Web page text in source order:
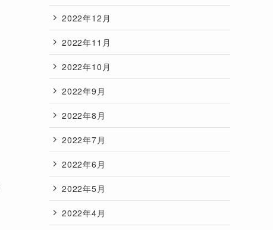
2022年12月
2022年11月
2022年10月
2022年9月
2022年8月
2022年7月
2022年6月
2022年5月
2022年4月